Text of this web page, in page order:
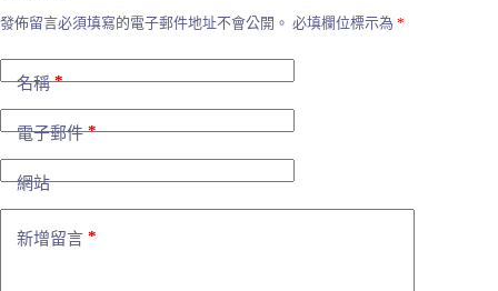
發佈留言必須填寫的電子郵件地址不會公開。 必填欄位標示為 *
名稱*
電子郵件*
網站
新增留言 *